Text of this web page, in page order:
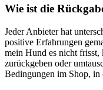
Wie ist die
Jeder Anbieter hat⁢
positive Erfahrungen
mein Hund es nicht frisst,
zurückgeben oder
Bedingungen im Shop, in